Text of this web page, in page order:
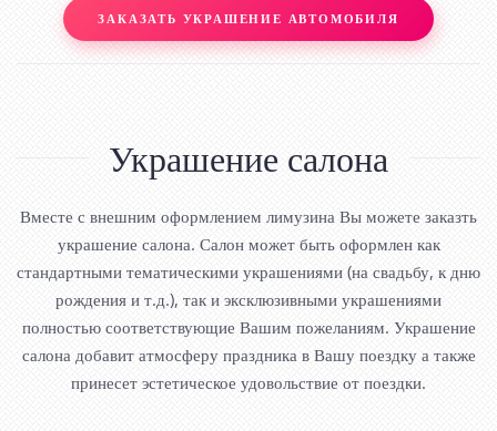
ЗАКАЗАТЬ УКРАШЕНИЕ АВТОМОБИЛЯ
Украшение салона
Вместе с внешним оформлением лимузина Вы можете заказть
украшение салона. Салон может быть оформлен как
стандартными тематическими украшениями (на свадьбу, к дню
рождения и т.д.), так и эксклюзивными украшениями
полностью соответствующие Вашим пожеланиям. Украшение
салона добавит атмосферу праздника в Вашу поездку а также
принесет эстетическое удовольствие от поездки.